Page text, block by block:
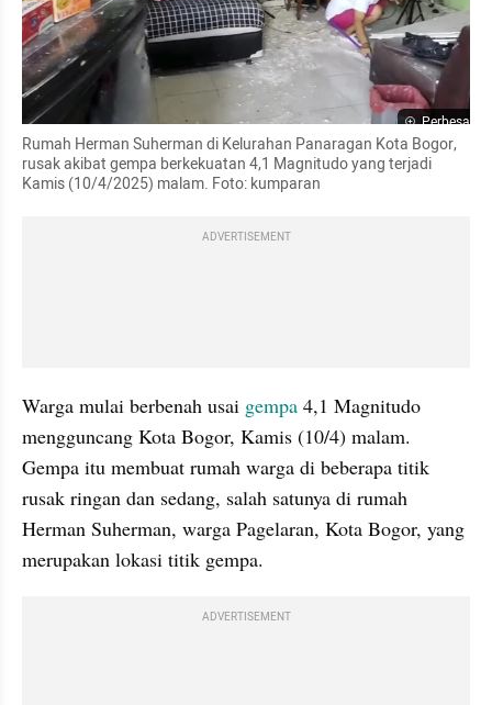
Perbesar
Rumah Herman Suherman di Kelurahan Panaragan Kota Bogor,
rusak akibat gempa berkekuatan 4,1 Magnitudo yang terjadi
Kamis (10/4/2025) malam. Foto: kumparan
ADVERTISEMENT
Warga mulai berbenah usai gempa 4,1 Magnitudo
mengguncang Kota Bogor, Kamis (10/4) malam.
Gempa itu membuat rumah warga di beberapa titik
rusak ringan dan sedang, salah satunya di rumah
Herman Suherman, warga Pagelaran, Kota Bogor, yang
merupakan lokasi titik gempa.
ADVERTISEMENT